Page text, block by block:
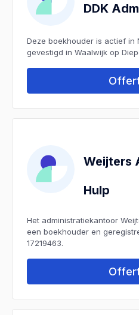
DDK
Deze boekhouder is actief in
gevestigd in Waalwijk op
Weijters
Hulp
Het administratiekantoor
een boekhouder en
17219463.